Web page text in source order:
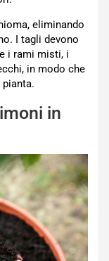
eliminando
I tagli devono
i rami misti, i
in modo che
in